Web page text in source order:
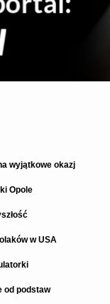
wyjątkowe okazj
Opole
w USA
od podstaw